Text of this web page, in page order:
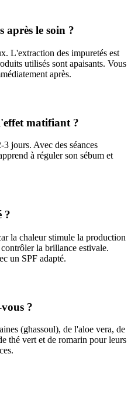
après le soin ?
L'extraction des impuretés est
utilisés sont apaisants. Vous
après.
matifiant ?
jours. Avec des séances
à réguler son sébum et
?
la chaleur stimule la production
la brillance estivale.
un SPF adapté.
?
(ghassoul), de l'aloe vera, de
thé vert et de romarin pour leurs